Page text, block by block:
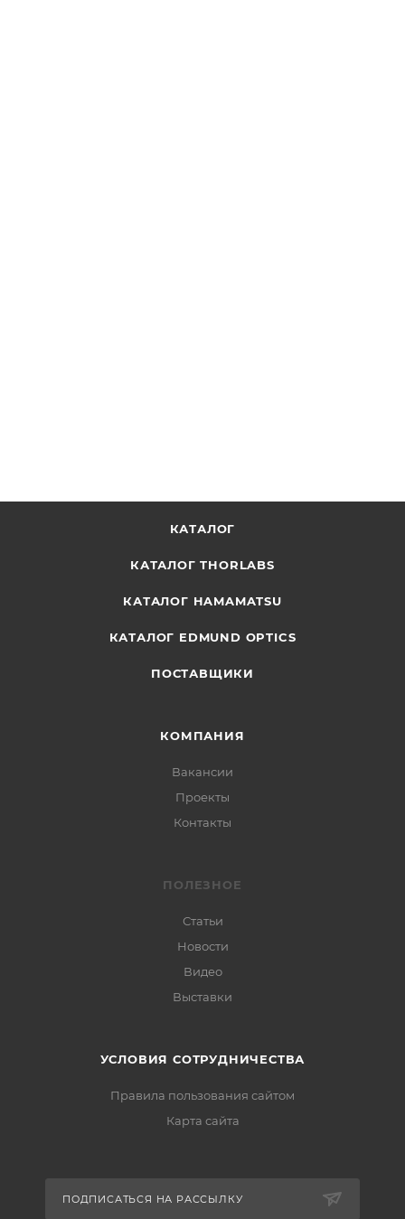
КАТАЛОГ
КАТАЛОГ THORLABS
КАТАЛОГ HAMAMATSU
КАТАЛОГ EDMUND OPTICS
ПОСТАВЩИКИ
КОМПАНИЯ
Вакансии
Проекты
Контакты
ПОЛЕЗНОЕ
Статьи
Новости
Видео
Выставки
УСЛОВИЯ СОТРУДНИЧЕСТВА
Правила пользования сайтом
Карта сайта
ПОДПИСАТЬСЯ НА РАССЫЛКУ